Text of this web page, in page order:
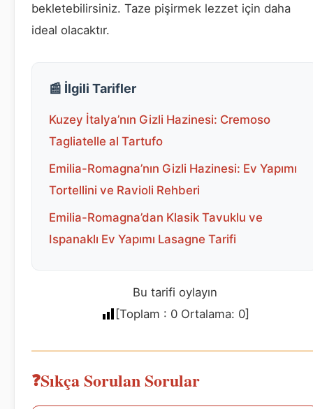
bekletebilirsiniz. Taze pişirmek lezzet için daha
ideal olacaktır.
📰 İlgili Tarifler
Kuzey İtalya’nın Gizli Hazinesi: Cremoso
Tagliatelle al Tartufo
Emilia-Romagna’nın Gizli Hazinesi: Ev Yapımı
Tortellini ve Ravioli Rehberi
Emilia-Romagna’dan Klasik Tavuklu ve
Ispanaklı Ev Yapımı Lasagne Tarifi
Bu tarifi oylayın
[Toplam : 0Ortalama: 0]
Sıkça Sorulan Sorular